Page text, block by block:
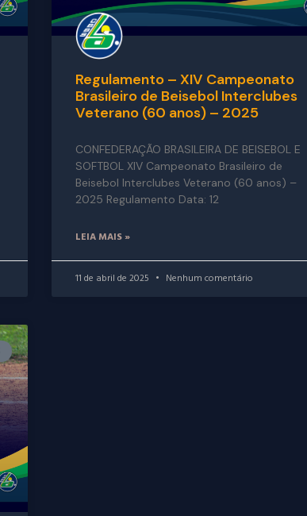
Regulamento – XIV Campeonato
Brasileiro de Beisebol Interclubes
Veterano (60 anos) – 2025
CONFEDERAÇÃO BRASILEIRA DE BEISEBOL E
SOFTBOL XIV Campeonato Brasileiro de
Beisebol Interclubes Veterano (60 anos) –
2025 Regulamento Data: 12
LEIA MAIS »
11 de abril de 2025 Nenhum comentário